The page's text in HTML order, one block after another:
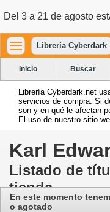
Del 3 a 21 de agosto
Librería Cyberdark
Inicio Buscar
Librería Cyberdark.net
servicios de compra. Si
son y en qué le afectan
El uso de nuestro sitio
Karl
Listado de
tienda
En este momento
o agotado